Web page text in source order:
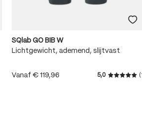
SQlab GO BIB W
Lichtgewicht, ademend, slijtvast
Vanaf € 119,96 5,0